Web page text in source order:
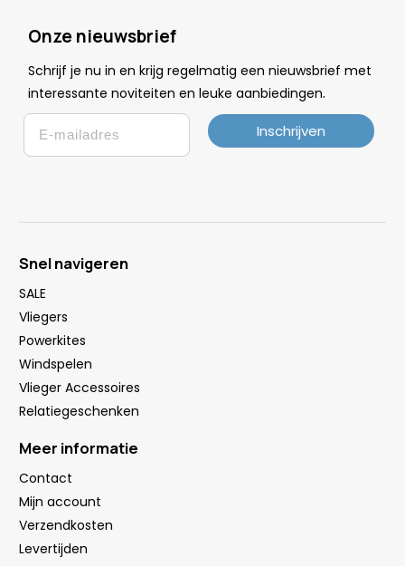
Onze nieuwsbrief
Schrijf je nu in en krijg regelmatig een nieuwsbrief met
interessante noviteiten en leuke aanbiedingen.
Email
Inschrijven
Snel navigeren
SALE
Vliegers
Powerkites
Windspelen
Vlieger Accessoires
Relatiegeschenken
Meer informatie
Contact
Mijn account
Verzendkosten
Levertijden